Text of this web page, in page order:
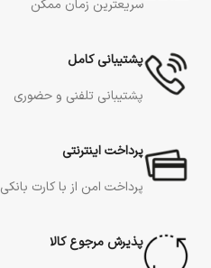
سریعترین زمان ممکن
پشتیبانی کامل
پشتیبانی تلفنی و حضوری
پرداخت اینترنتی
پرداخت امن از با کارت بانکی
پذیرش مرجوع کالا